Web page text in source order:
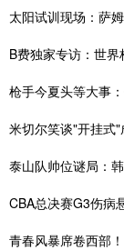
太阳试训现场：萨
B费独家专访：世
枪手今夏头等大事
米切尔笑谈"开挂式
泰山队帅位谜局：
CBA总决赛G3伤病
青春风暴席卷西部